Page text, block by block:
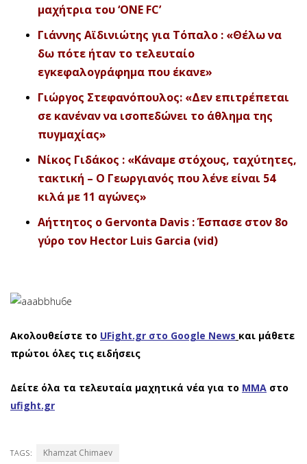
μαχήτρια του ‘ONE FC’
Γιάννης Αϊδινιώτης για Τόπαλο : «Θέλω να
δω πότε ήταν το τελευταίο
εγκεφαλογράφημα που έκανε»
Γιώργος Στεφανόπουλος: «Δεν επιτρέπεται
σε κανέναν να ισοπεδώνει το άθλημα της
πυγμαχίας»
Νίκος Γιδάκος : «Κάναμε στόχους, ταχύτητες,
τακτική – Ο Γεωργιανός που λένε είναι 54
κιλά με 11 αγώνες»
Αήττητος ο Gervonta Davis : Έσπασε στον 8ο
γύρο τον Hector Luis Garcia (vid)
Ακολουθείστε το UFight.gr στο Google News και μάθετε
πρώτοι όλες τις ειδήσεις
Δείτε όλα τα τελευταία μαχητικά νέα για το ΜΜΑ στο
ufight.gr
TAGS: Khamzat Chimaev